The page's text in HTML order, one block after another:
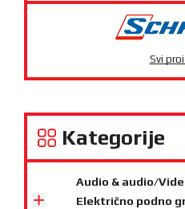
Svi
Kategorije
Audio & audio/
Električno podno